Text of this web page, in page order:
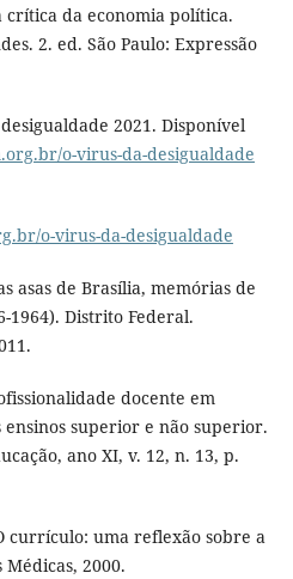
da economia política.
2. ed. São Paulo: Expressão
2021. Disponível
o-virus-da-desigualdade
o-virus-da-desigualdade
asas de Brasília, memórias de
1964). Distrito Federal.
docente em
ensinos superior e não superior.
ano XI, v. 12, n. 13, p.
currículo: uma reflexão sobre a
2000.